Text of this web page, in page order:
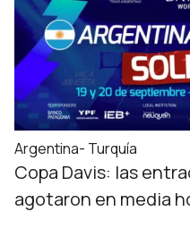
Argentina- Turquía
Copa Davis: las
agotaron en media